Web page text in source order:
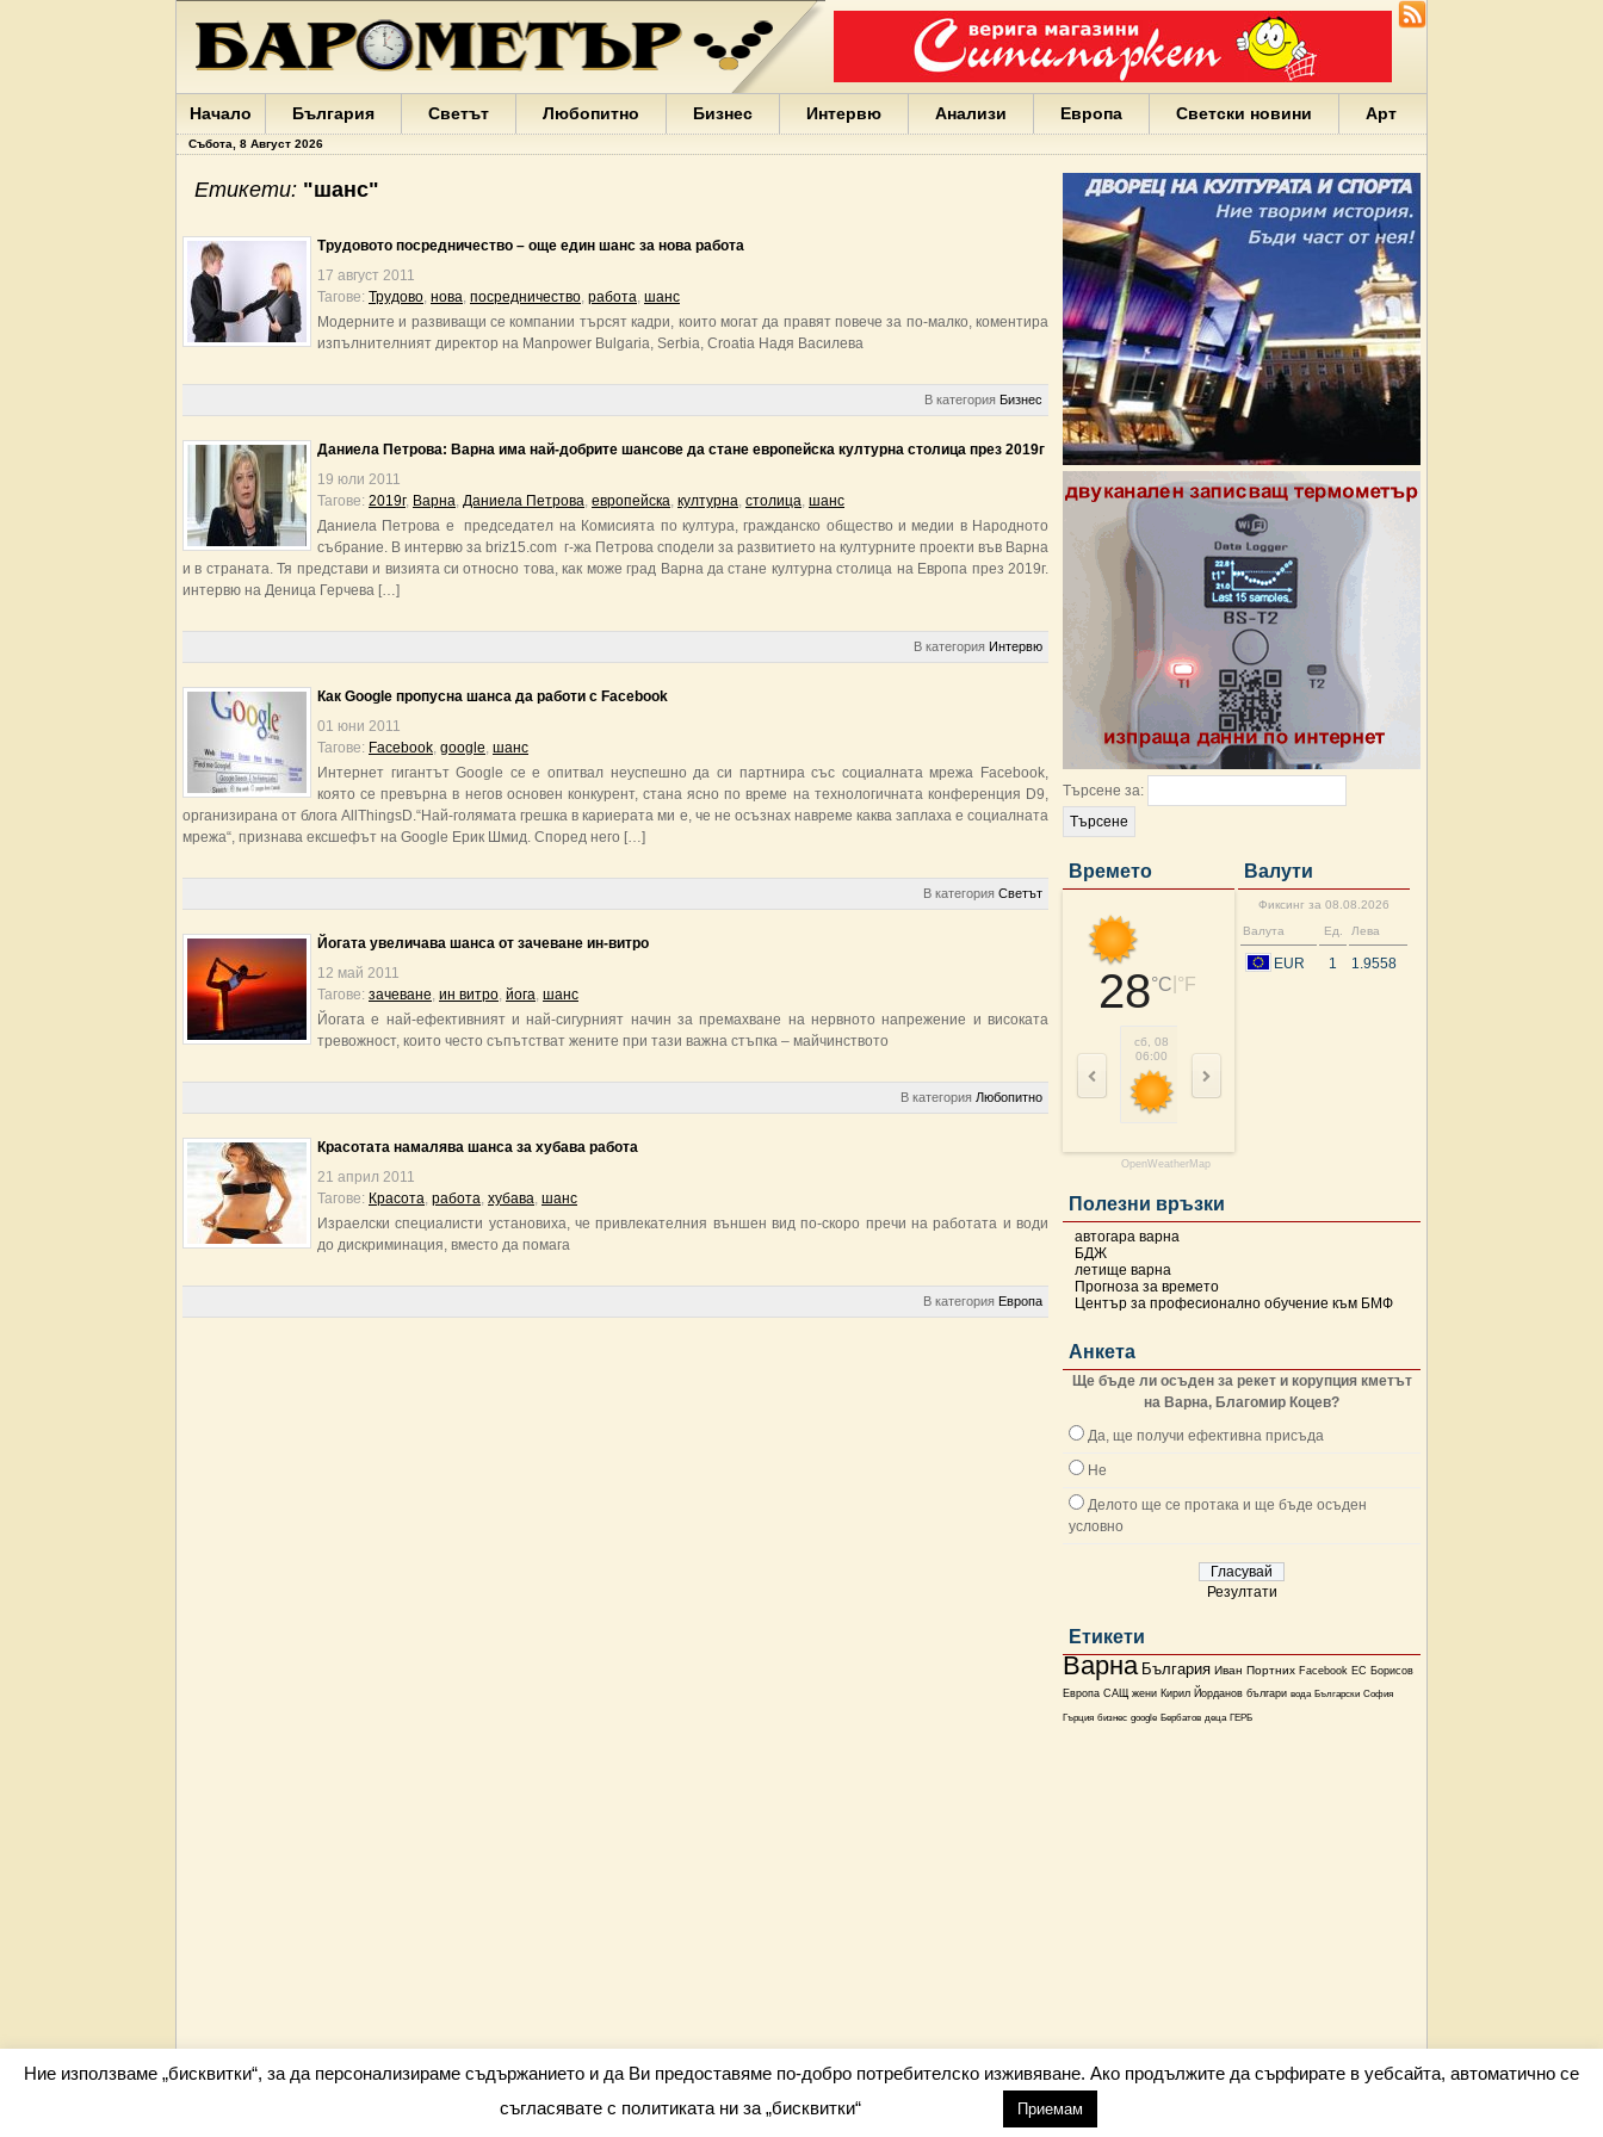
Варна
България
Портних
Facebook
ЕС
Борисов
Европа
Български
София
Гърция
деца
Бербатов
ГЕРБ
Начало България Светът Любопитно Бизнес Интервю Анализи Европа Светски новини Арт
Събота, 8 Август 2026
Търсене за:
Времето
28°C °F
сб, 08
06:00
09:00
OpenWeatherMap
Валути
Фиксинг за 08.08.2026
Валута
Ед. Лева
EUR 1 1.9558
Полезни връзки
автогара варна
БДЖ
летище варна
Прогноза за времето
Център за професионално обучение към БМФ
Анкета
Ще бъде ли осъден за рекет и корупция кметът
на Варна, Благомир Коцев?
Да, ще получи ефективна присъда
Не
Делото ще се протака и ще бъде осъден
условно
Резултати
Етикети
Варна България Иван Портних Facebook ЕС Борисов
Европа САЩ жени Кирил Йорданов българи вода Български София
Гърция бизнес google Бербатов деца ГЕРБ
Етикети: "шанс"
Трудовото посредничество – още един шанс за нова работа
17 август 2011
Тагове: Трудово, нова, посредничество, работа, шанс
Модерните и развиващи се компании търсят кадри, които могат да правят повече за по-малко, коментира
изпълнителният директор на Manpower Bulgaria, Serbia, Croatia Надя Василева
В категория Бизнес
Даниела Петрова: Варна има най-добрите шансове да стане европейска културна столица през 2019г
19 юли 2011
Тагове: 2019г, Варна, Даниела Петрова, европейска, културна, столица, шанс
Даниела Петрова е председател на Комисията по култура, гражданско общество и медии в Народното
събрание. В интервю за briz15.com г-жа Петрова сподели за развитието на културните проекти във Варна
и в страната. Тя представи и визията си относно това, как може град Варна да стане културна столица на Европа през 2019г.
интервю на Деница Герчева […]
В категория Интервю
Как Google пропусна шанса да работи с Facebook
01 юни 2011
Тагове: Facebook, google, шанс
Интернет гигантът Google се е опитвал неуспешно да си партнира със социалната мрежа Facebook,
която се превърна в негов основен конкурент, стана ясно по време на технологичната конференция D9,
организирана от блога AllThingsD.“Най-голямата грешка в кариерата ми е, че не осъзнах навреме каква заплаха е социалната
мрежа“, признава ексшефът на Google Ерик Шмид. Според него […]
В категория Светът
Йогата увеличава шанса от зачеване ин-витро
12 май 2011
Тагове: зачеване, ин витро, йога, шанс
Йогата е най-ефективният и най-сигурният начин за премахване на нервното напрежение и високата
тревожност, които често съпътстват жените при тази важна стъпка – майчинството
В категория Любопитно
Красотата намалява шанса за хубава работа
21 април 2011
Тагове: Красота, работа, хубава, шанс
Израелски специалисти установиха, че привлекателния външен вид по-скоро пречи на работата и води
до дискриминация, вместо да помага
В категория Европа
Всички права запазени barometar.net © 2026 info@barometar.net
Ние използваме „бисквитки“, за да персонализираме съдържанието и да Ви предоставяме по-добро потребителско изживяване. Ако продължите да сърфирате в уебсайта, автоматично се
съгласявате с политиката ни за „бисквитки“
Приемам